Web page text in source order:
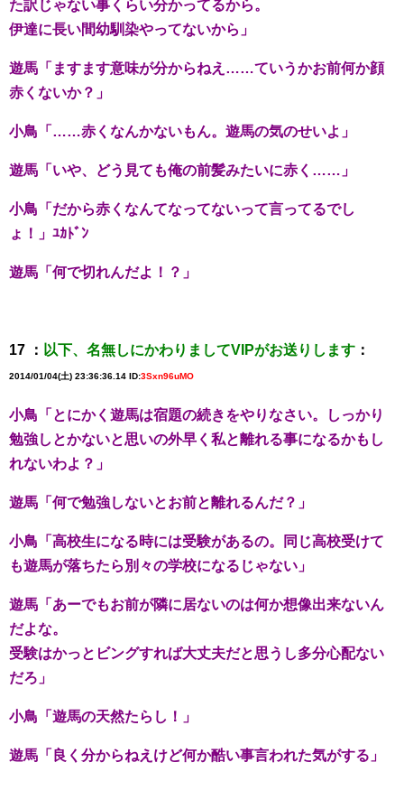
た訳じゃない事くらい分かってるから。
伊達に長い間幼馴染やってないから」
遊馬「ますます意味が分からねえ……ていうかお前何か顔
赤くないか？」
小鳥「……赤くなんかないもん。遊馬の気のせいよ」
遊馬「いや、どう見ても俺の前髪みたいに赤く……」
小鳥「だから赤くなんてなってないって言ってるでし
ょ！」ﾕｶﾄﾞﾝ
遊馬「何で切れんだよ！？」
17 ： 以下、名無しにかわりましてVIPがお送りします ：
2014/01/04(土) 23:36:36.14 ID:3Sxn96uMO
小鳥「とにかく遊馬は宿題の続きをやりなさい。しっかり
勉強しとかないと思いの外早く私と離れる事になるかもし
れないわよ？」
遊馬「何で勉強しないとお前と離れるんだ？」
小鳥「高校生になる時には受験があるの。同じ高校受けて
も遊馬が落ちたら別々の学校になるじゃない」
遊馬「あーでもお前が隣に居ないのは何か想像出来ないん
だよな。
受験はかっとビングすれば大丈夫だと思うし多分心配ない
だろ」
小鳥「遊馬の天然たらし！」
遊馬「良く分からねえけど何か酷い事言われた気がする」